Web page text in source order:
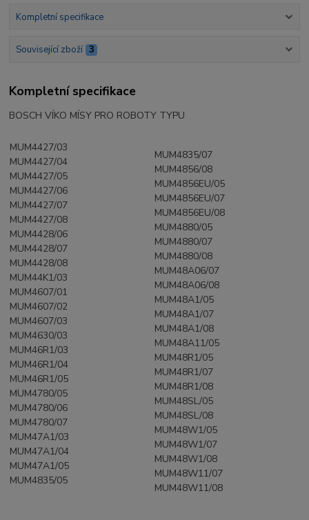
Kompletní specifikace
Související zboží 3
Kompletní specifikace
BOSCH VÍKO MÍSY PRO ROBOTY TYPU
MUM4427/03
MUM4427/04
MUM4427/05
MUM4427/06
MUM4427/07
MUM4427/08
MUM4428/06
MUM4428/07
MUM4428/08
MUM44K1/03
MUM4607/01
MUM4607/02
MUM4607/03
MUM4630/03
MUM46R1/03
MUM46R1/04
MUM46R1/05
MUM4780/05
MUM4780/06
MUM4780/07
MUM47A1/03
MUM47A1/04
MUM47A1/05
MUM4835/05
MUM4835/07
MUM4856/08
MUM4856EU/05
MUM4856EU/07
MUM4856EU/08
MUM4880/05
MUM4880/07
MUM4880/08
MUM48A06/07
MUM48A06/08
MUM48A1/05
MUM48A1/07
MUM48A1/08
MUM48A11/05
MUM48R1/05
MUM48R1/07
MUM48R1/08
MUM48SL/05
MUM48SL/08
MUM48W1/05
MUM48W1/07
MUM48W1/08
MUM48W11/07
MUM48W11/08